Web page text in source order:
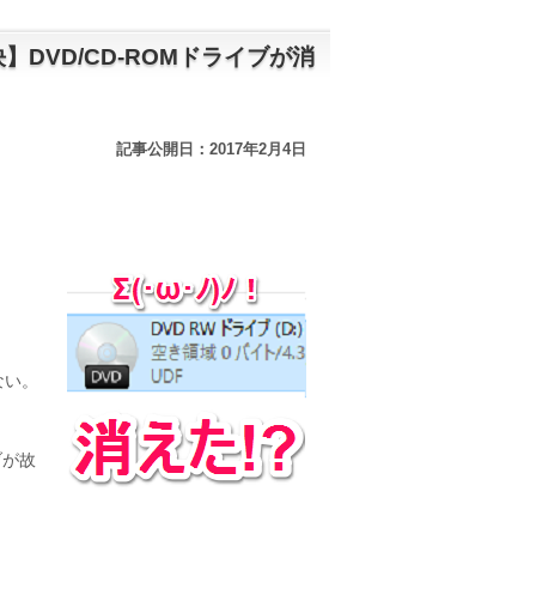
DVD/CD-ROMドライブが消
記事公開日：2017年2月4日
。
故